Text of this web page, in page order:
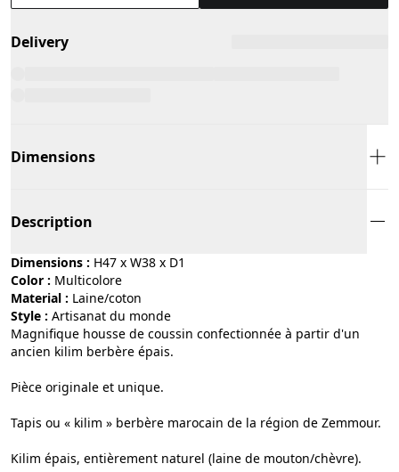
Delivery
Dimensions
Description
Dimensions : H47 x W38 x D1
Color :
multicolore
Material :
laine/coton
Style :
artisanat du monde
Magnifique housse de coussin confectionnée à partir d'un
ancien kilim berbère épais.
Pièce originale et unique.
Tapis ou « kilim » berbère marocain de la région de Zemmour.
Kilim épais, entièrement naturel (laine de mouton/chèvre).